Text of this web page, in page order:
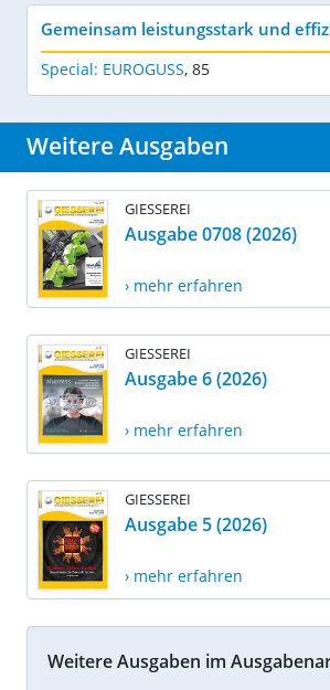
Gemeinsam leistungsstark und
Special: EUROGUSS, 85
Weitere Ausgaben
GIESSEREI
Ausgabe 0708 (2026)
› mehr erfahren
GIESSEREI
Ausgabe 6 (2026)
› mehr erfahren
GIESSEREI
Ausgabe 5 (2026)
› mehr erfahren
Weitere Ausgaben im